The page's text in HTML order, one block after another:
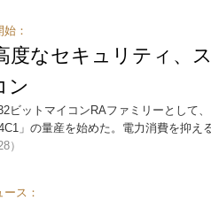
：
度なセキュリティ、
ン
ビットマイコンRAファミリーとして
」の量産を始めた。電力消費を抑え
）
ス：